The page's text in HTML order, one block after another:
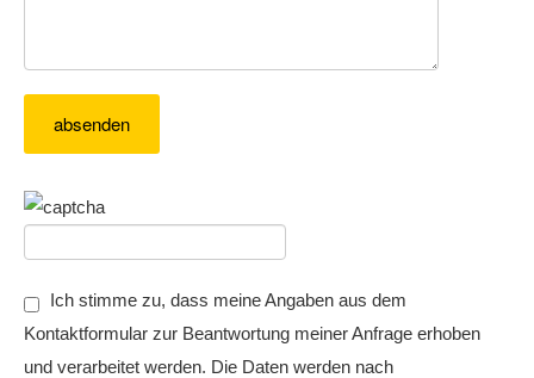
Ich stimme zu, dass meine Angaben aus dem
Kontaktformular zur Beantwortung meiner Anfrage erhoben
und verarbeitet werden. Die Daten werden nach